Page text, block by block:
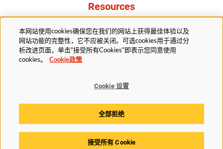
Resources
关于我们
法务部 隐私声明 无障碍
Cookie政策
Cookie 设置
© 2025赫斯基科技版权所有。
本网站使用cookies确保您在我们的网站上获得最佳体验以及
网站功能的完整性，它不应被关闭。可选cookies用于通过分
析改进页面，单击“接受所有Cookies”即表示您同意使用
cookies。
Cookie政策
Cookie 设置
全部拒绝
接受所有 Cookie